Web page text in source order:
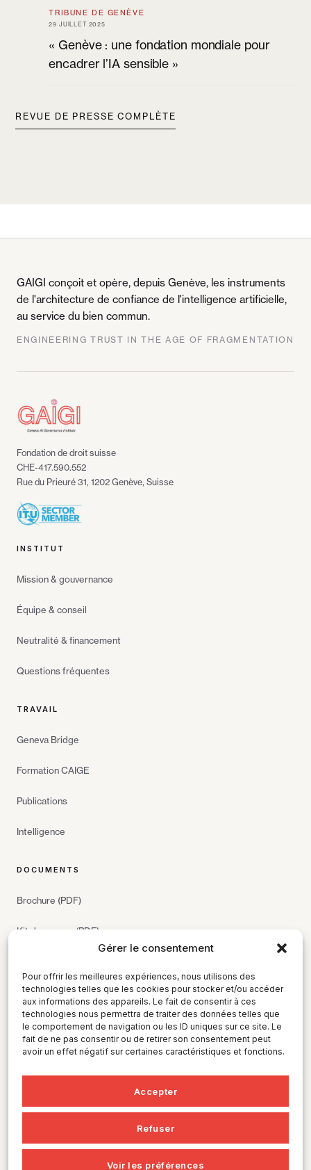
Gérer le consentement
Pour offrir les meilleures expériences, nous utilisons des
technologies telles que les cookies pour stocker et/ou accéder
aux informations des appareils. Le fait de consentir à ces
technologies nous permettra de traiter des données telles que
le comportement de navigation ou les ID uniques sur ce site. Le
fait de ne pas consentir ou de retirer son consentement peut
avoir un effet négatif sur certaines caractéristiques et fonctions.
Accepter
Refuser
Voir les préférences
TRIBUNE DE GENÈVE
29 JUILLET 2025
« Genève : une fondation mondiale pour
encadrer l’IA sensible »
REVUE DE PRESSE COMPLÈTE
GAIGI conçoit et opère, depuis Genève, les instruments
de l'architecture de confiance de l'intelligence artificielle,
au service du bien commun.
ENGINEERING TRUST IN THE AGE OF FRAGMENTATION
Fondation de droit suisse
CHE-417.590.552
Rue du Prieuré 31, 1202 Genève, Suisse
INSTITUT
Mission & gouvernance
Équipe & conseil
Neutralité & financement
Questions fréquentes
TRAVAIL
Geneva Bridge
Formation CAIGE
Publications
Intelligence
DOCUMENTS
Brochure (PDF)
Kit de presse (PDF)
info@gaigi.org
LinkedIn
© 2026 GAIGI · Geneva AI Governance Institute · Édité à Genève
Mentions légales · Confidentialité